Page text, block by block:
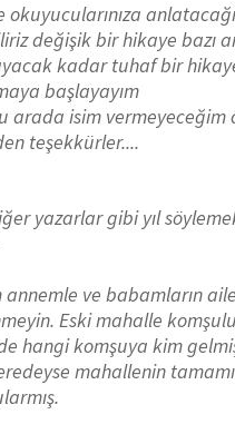
okuyucularınıza
değişik bir hikaye bazı
kadar tuhaf bir
başlayayım
arada isim vermeyeceğim
teşekkürler....
yazarlar gibi yıl
annemle ve babamların
Eski mahalle
hangi komşuya kim
mahallenin